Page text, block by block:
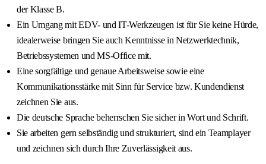
der Klasse B.
Ein Umgang mit EDV- und IT-Werkzeugen ist für Sie keine Hürde,
idealerweise bringen Sie auch Kenntnisse in Netzwerktechnik,
Betriebssystemen und MS-Office mit.
Eine sorgfältige und genaue Arbeitsweise sowie eine
Kommunikationsstärke mit Sinn für Service bzw. Kundendienst
zeichnen Sie aus.
Die deutsche Sprache beherrschen Sie sicher in Wort und Schrift.
Sie arbeiten gern selbständig und strukturiert, sind ein Teamplayer
und zeichnen sich durch Ihre Zuverlässigkeit aus.